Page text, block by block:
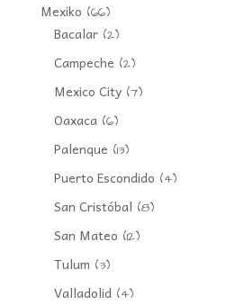
Mexiko (66)
Bacalar(2)
Campeche (2)
Mexico City(7)
Oaxaca(6)
Palenque (13)
Puerto Escondido (4)
San Cristóbal (8)
San Mateo (12)
Tulum (3)
Valladolid(4)